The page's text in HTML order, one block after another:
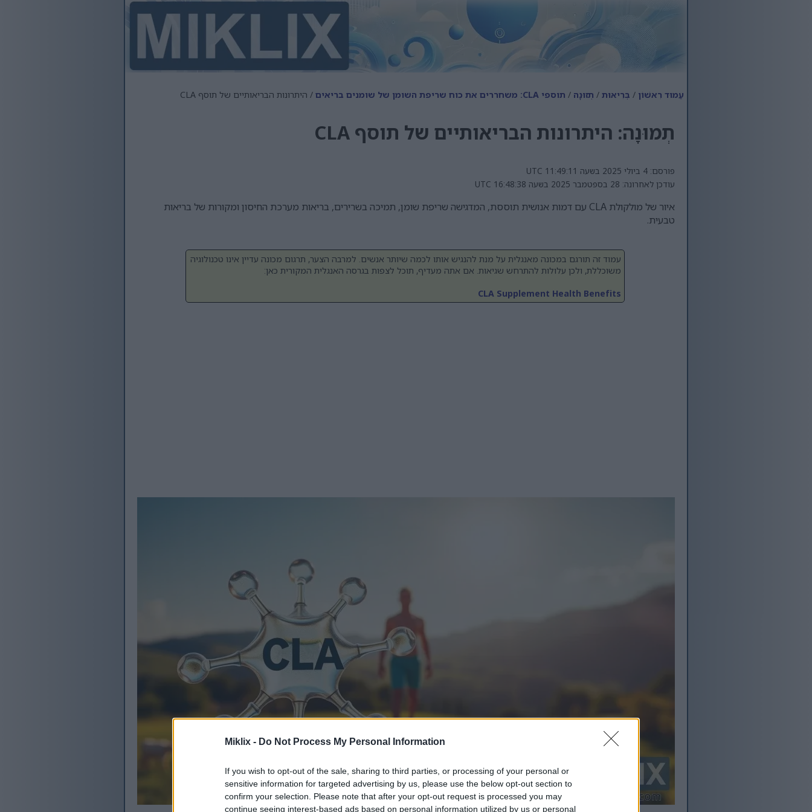
Miklix - Do Not Process My Personal Information
If you wish to opt-out of the sale, sharing to third parties, or processing of your personal or
sensitive information for targeted advertising by us, please use the below opt-out section to
confirm your selection. Please note that after your opt-out request is processed you may
continue seeing interest-based ads based on personal information utilized by us or personal
עַמוּד רִאשׁוֹן / בְּרִיאוּת / תְזוּנָה / תוספי CLA: משחררים את כוח שריפת השומן של שומנים בריאים / היתרונות הבריאותיים של תוסף CLA
תְמוּנָה: היתרונות הבריאותיים של תוסף CLA
פורסם: 4 ביולי 2025 בשעה 11:49:11 UTC
עודכן לאחרונה: 28 בספטמבר 2025 בשעה 16:48:38 UTC
איור של מולקולת CLA עם דמות אנושית תוססת, המדגישה שריפת שומן, תמיכה בשרירים, בריאות מערכת החיסון ומקורות של בריאות
טבעית.
עמוד זה תורגם במכונה מאנגלית על מנת להנגיש אותו לכמה שיותר אנשים. למרבה הצער, תרגום מכונה עדיין אינו טכנולוגיה
משוכללת, ולכן עלולות להתרחש שגיאות. אם אתה מעדיף, תוכל לצפות בגרסה האנגלית המקורית כאן:
CLA Supplement Health Benefits